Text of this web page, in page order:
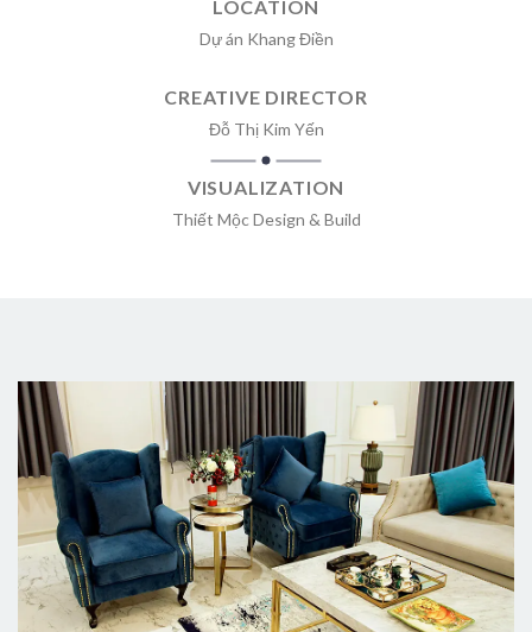
LOCATION
Dự án Khang Điền
CREATIVE DIRECTOR
Đỗ Thị Kim Yến
VISUALIZATION
Thiết Mộc Design & Build